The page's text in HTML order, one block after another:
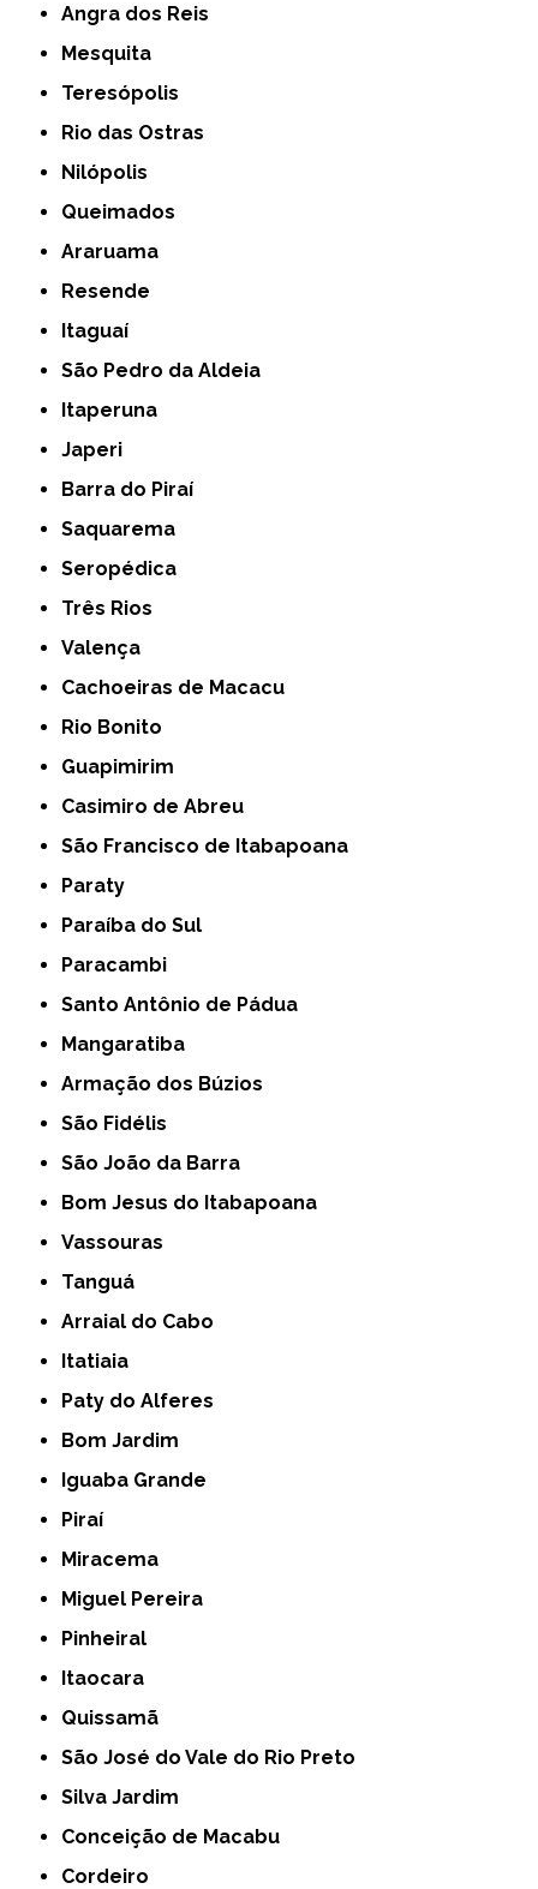
Angra dos Reis
Mesquita
Teresópolis
Rio das Ostras
Nilópolis
Queimados
Araruama
Resende
Itaguaí
São Pedro da Aldeia
Itaperuna
Japeri
Barra do Piraí
Saquarema
Seropédica
Três Rios
Valença
Cachoeiras de Macacu
Rio Bonito
Guapimirim
Casimiro de Abreu
São Francisco de Itabapoana
Paraty
Paraíba do Sul
Paracambi
Santo Antônio de Pádua
Mangaratiba
Armação dos Búzios
São Fidélis
São João da Barra
Bom Jesus do Itabapoana
Vassouras
Tanguá
Arraial do Cabo
Itatiaia
Paty do Alferes
Bom Jardim
Iguaba Grande
Piraí
Miracema
Miguel Pereira
Pinheiral
Itaocara
Quissamã
São José do Vale do Rio Preto
Silva Jardim
Conceição de Macabu
Cordeiro